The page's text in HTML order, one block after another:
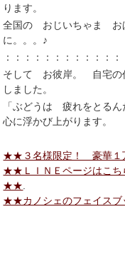
ります。
全国の おじいちゃま お
に。。。♪
：：：：：：：：：：：：
そして お彼岸。 自宅
しました。
「ぶどうは 疲れをとる
心に浮かび上がります。
★★３名様限定！ 豪華１
★★ＬＩＮＥページはこち
★★.
★★カノシェのフェイス